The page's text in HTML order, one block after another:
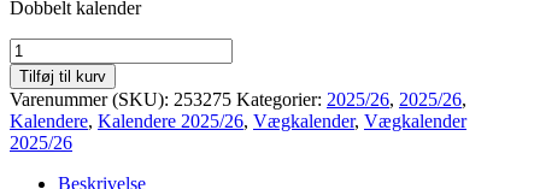
Dobbelt kalender
Dobbelt
A3
vægkalender
2025/26,
gul
antal
Tilføj til kurv
Varenummer (SKU): 253275 Kategorier: 2025/26, 2025/26,
Kalendere, Kalendere 2025/26, Vægkalender, Vægkalender
2025/26
Beskrivelse